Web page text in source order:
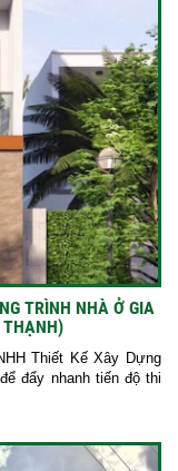
TRÌNH NHÀ Ở GIA
Thiết Kế Xây Dựng
đẩy nhanh tiến độ thi